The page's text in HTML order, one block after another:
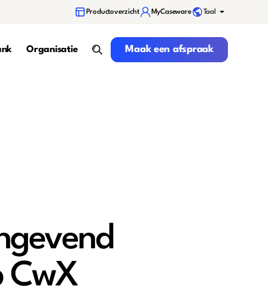
Productoverzicht MyCaseware Taal
Organisatie
search
Maak een afspraak
Maak een afspraak
CwX